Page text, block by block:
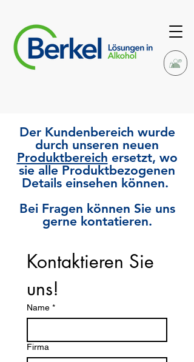
Der Kundenbereich wurde
durch unseren neuen
Produktbereich ersetzt, wo
sie alle Produktbezogenen
Details einsehen können.
Bei Fragen können Sie uns
gerne kontatieren.
Kontaktieren Sie
uns!
Name *
Firma